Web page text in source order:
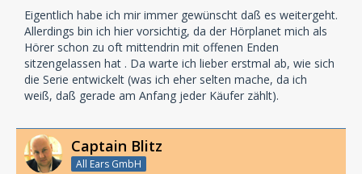
Eigentlich habe ich mir immer gewünscht daß es weitergeht.
Allerdings bin ich hier vorsichtig, da der Hörplanet mich als
Hörer schon zu oft mittendrin mit offenen Enden
sitzengelassen hat . Da warte ich lieber erstmal ab, wie sich
die Serie entwickelt (was ich eher selten mache, da ich
weiß, daß gerade am Anfang jeder Käufer zählt).
Captain Blitz
All Ears GmbH